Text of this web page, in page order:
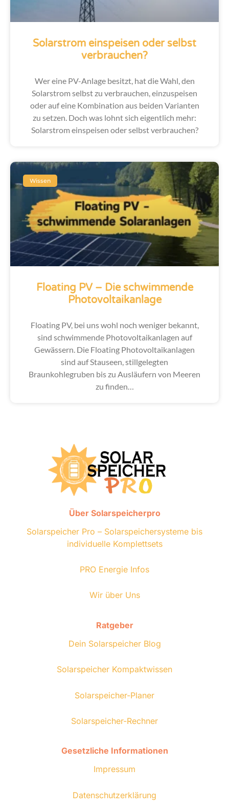
Solarstrom einspeisen oder selbst
verbrauchen?
Wer eine PV-Anlage besitzt, hat die Wahl, den
Solarstrom selbst zu verbrauchen, einzuspeisen
oder auf eine Kombination aus beiden Varianten
zu setzen. Doch was lohnt sich eigentlich mehr:
Solarstrom einspeisen oder selbst verbrauchen?
Wissen
Floating PV – Die schwimmende
Photovoltaikanlage
Floating PV, bei uns wohl noch weniger bekannt,
sind schwimmende Photovoltaikanlagen auf
Gewässern. Die Floating Photovoltaikanlagen
sind auf Stauseen, stillgelegten
Braunkohlegruben bis zu Ausläufern von Meeren
zu finden…
Über Solarspeicherpro
Solarspeicher Pro – Solarspeichersysteme bis
individuelle Komplettsets
PRO Energie Infos
Wir über Uns
Ratgeber
Dein Solarspeicher Blog
Solarspeicher Kompaktwissen
Solarspeicher-Planer
Solarspeicher-Rechner
Gesetzliche Informationen
Impressum
Datenschutzerklärung